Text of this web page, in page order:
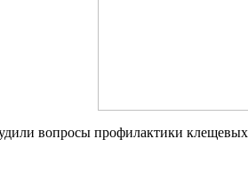
вопросы профилактики